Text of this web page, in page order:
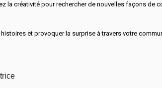
la créativité pour rechercher de nouvelles façons de
et provoquer la surprise à travers votre